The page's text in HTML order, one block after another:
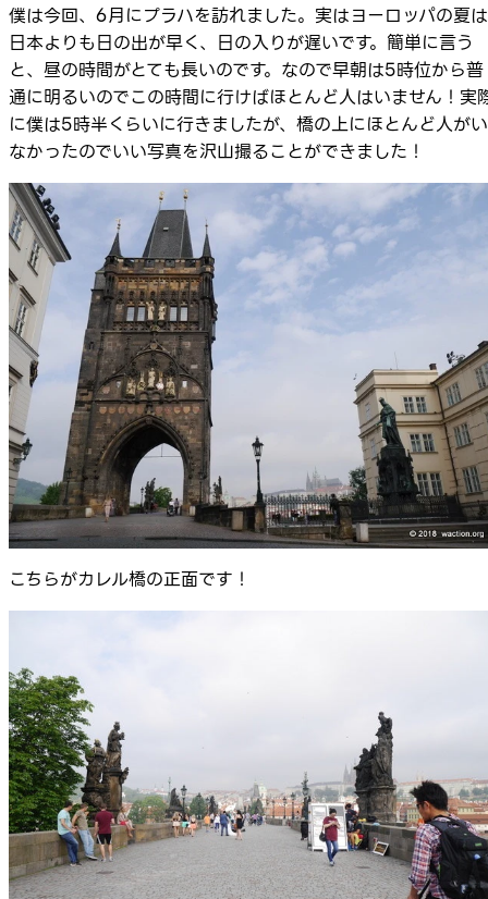
僕は今回、6月にプラハを訪れました。実はヨーロッパの夏は
日本よりも日の出が早く、日の入りが遅いです。簡単に言う
と、昼の時間がとても長いのです。なので早朝は5時位から普
通に明るいのでこの時間に行けばほとんど人はいません！実
に僕は5時半くらいに行きましたが、橋の上にほとんど人がい
なかったのでいい写真を沢山撮ることができました！
こちらがカレル橋の正面です！